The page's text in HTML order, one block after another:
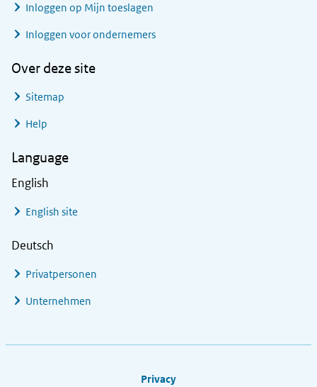
Inloggen op Mijn toeslagen
Inloggen voor ondernemers
Over deze site
Sitemap
Help
Language
English
English site
Deutsch
Privatpersonen
Unternehmen
Privacy